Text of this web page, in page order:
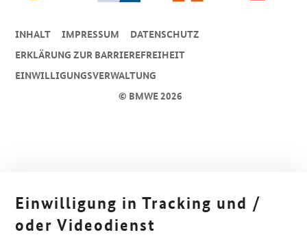
© BMWE 2026
INHALT IMPRESSUM
DA­TEN­SCHUTZ
ERKLÄRUNG ZUR BARRIEREFREIHEIT
EINWILLIGUNGSVERWALTUNG
Einwilligung in Tracking und /
oder Videodienst